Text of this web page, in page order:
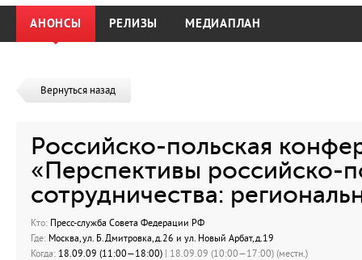
АНОНСЫ РЕЛИЗЫ МЕДИАПЛАН
Вернуться назад
Российско-польская
«Перспективы российско-
сотрудничества:
Кто: Пресс-служба Совета Федерации РФ
Где: Москва, ул. Б.Дмитровка, д.26 и ул. Новый Арбат, д.19
Когда: 18.09.09 (11:00—18:00) | 18.09.09 (10:00—17:00) (местн.)